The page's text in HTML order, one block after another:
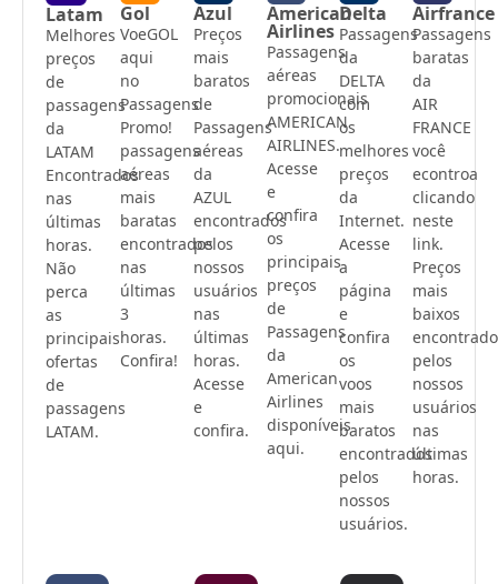
Latam
Melhores
preços
de
passagens
da
LATAM
Encontrados
nas
últimas
horas.
Não
perca
as
principais
ofertas
de
passagens
LATAM.
Gol
VoeGOL
aqui
no
Passagens
Promo!
passagens
aéreas
mais
baratas
encontrados
nas
últimas
3
horas.
Confira!
Azul
Preços
mais
baratos
de
Passagens
aéreas
da
AZUL
encontrados
pelos
nossos
usuários
nas
últimas
horas.
Acesse
e
confira.
American
Airlines
Passagens
aéreas
promocionais
AMERICAN
AIRLINES.
Acesse
e
confira
os
principais
preços
de
Passagens
da
American
Airlines
disponíveis
aqui.
Delta
Passagens
da
DELTA
com
os
melhores
preços
da
Internet.
Acesse
a
página
e
confira
os
voos
mais
baratos
encontrados
pelos
nossos
usuários.
Airfrance
Passagens
baratas
da
AIR
FRANCE
você
econtroa
clicando
neste
link.
Preços
mais
baixos
pelos
nossos
usuários
nas
últimas
horas.